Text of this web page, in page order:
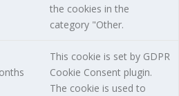
the cookies in the
category "Other.
This cookie is set by GDPR
Cookie Consent plugin.
The cookie is used to